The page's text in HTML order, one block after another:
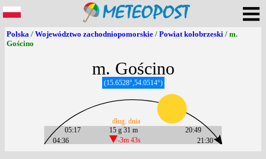
Polska / Województwo zachodniopomorskie / Powiat kołobrzeski / m.
Gościno
m. Gościno
(15.6528°,54.0514°)
04:36
05:17
15 g 31 m
-3m 43s
dług. dnia
21:30
20:49